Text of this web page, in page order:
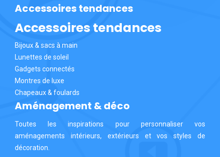
Accessoires tendances
Accessoires tendances
Bijoux & sacs à main
Lunettes de soleil
Gadgets connectés
Montres de luxe
Chapeaux & foulards
Aménagement & déco
Toutes les inspirations pour personnaliser vos
aménagements intérieurs, extérieurs et vos styles de
décoration.